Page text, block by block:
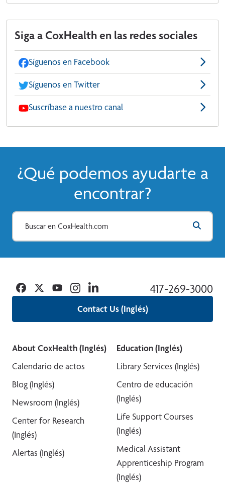
Siga a CoxHealth en las redes sociales
Síguenos en Facebook
Síguenos en Twitter
Suscríbase a nuestro canal
¿Qué podemos ayudarte a
encontrar?
Contact Us (Inglés)
417-269-3000
Facebook
TwitterYouTubeInstagramLinkedin
About CoxHealth (Inglés)
Calendario de actos
Blog (Inglés)
Newsroom (Inglés)
Center for Research
(Inglés)
Alertas (Inglés)
Education (Inglés)
Library Services (Inglés)
Centro de educación
(Inglés)
Life Support Courses
(Inglés)
Medical Assistant
Apprenticeship Program
(Inglés)